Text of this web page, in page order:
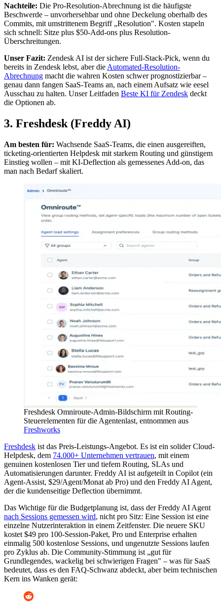
Nachteile: Die Pro-Resolution-Abrechnung ist die häufigste
Beschwerde – unvorhersehbar und ohne Deckelung oberhalb des
Commits, mit umstrittenem Begriff „Resolution". Kosten stapeln
sich schnell: Sitze plus $50-Add-ons plus Resolution-
Überschreitungen.
Unser Fazit: Zendesk AI ist der sichere Full-Stack-Pick, wenn du
bereits in Zendesk lebst, aber die Automated-Resolution-
Abrechnung macht die wahren Kosten schwer prognostizierbar –
genau dann fangen SaaS-Teams an, nach einem Aufsatz wie eesel
Ausschau zu halten. Unser Leitfaden Beste KI für Zendesk deckt
die Optionen ab.
3. Freshdesk (Freddy AI)
Am besten für: Wachsende SaaS-Teams, die einen ausgereiften,
ticketing-orientierten Helpdesk mit starkem Routing und günstigem
Einstieg wollen – mit KI-Deflection als gemessenes Add-on, das
man nach Bedarf skaliert.
Freshdesk Omniroute-Admin-Bildschirm mit Routing-
Steuerelementen für die Agentenlast, entnommen aus
Freshworks
Freshdesk ist das Preis-Leistungs-Angebot. Es ist ein solider Cloud-
Helpdesk, dem 74.000+ Unternehmen vertrauen, mit einem
genuinen kostenlosen Tier und tiefem Routing, SLAs und
Automatisierungen darunter. Freddy AI ist aufgeteilt in Copilot (ein
Agent-Assist, $29/Agent/Monat ab Pro) und den Freddy AI Agent,
der die kundenseitige Deflection übernimmt.
Das Wichtige für die Budgetplanung ist, dass der Freddy AI Agent
nach Sessions gemessen wird, nicht pro Sitz: Eine Session ist eine
einzelne Nutzerinteraktion in einem Zeitfenster. Die neuere SKU
kostet $49 pro 100-Session-Paket, Pro und Enterprise erhalten
einmalig 500 kostenlose Sessions, und ungenutzte Sessions laufen
pro Zyklus ab. Die Community-Stimmung ist „gut für
Grundlegendes, wackelig bei schwierigen Fragen" – was für SaaS
bedeutet, dass es den FAQ-Schwanz abdeckt, aber beim technischen
Kern ins Wanken gerät: